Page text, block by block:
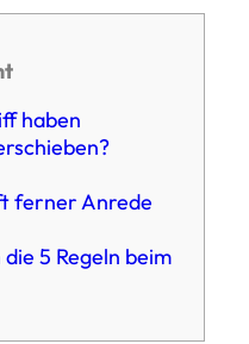
haben
ferner Anrede
5 Regeln beim